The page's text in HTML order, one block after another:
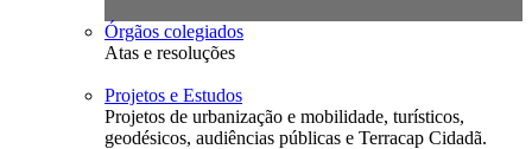
Órgãos colegiados
Atas e resoluções
Projetos e Estudos
Projetos de urbanização e mobilidade, turísticos,
geodésicos, audiências públicas e Terracap Cidadã.